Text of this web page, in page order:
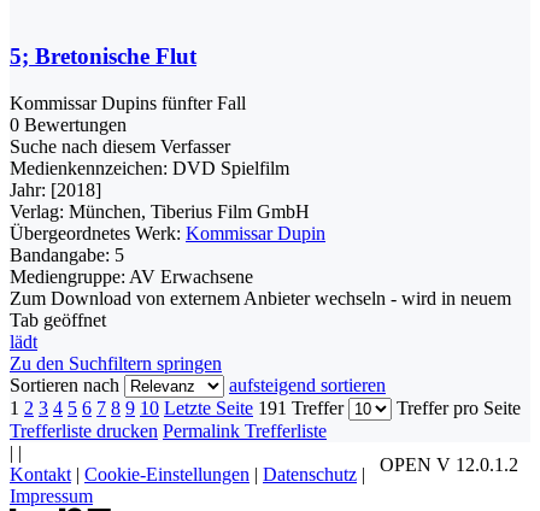
5; Bretonische Flut
Kommissar Dupins fünfter Fall
0 Bewertungen
Suche nach diesem Verfasser
Medienkennzeichen: DVD Spielfilm
Jahr: [2018]
Verlag: München, Tiberius Film GmbH
Übergeordnetes Werk: Kommissar Dupin
Bandangabe: 5
Mediengruppe: AV Erwachsene
Zum Download von externem Anbieter wechseln - wird in neuem
Tab geöffnet
lädt
Zu den Suchfiltern springen
Sortieren nach
aufsteigend sortieren
1 2 3 4 5 6 7 8 9 10 Letzte Seite 191 Treffer
Treffer pro Seite
Trefferliste drucken Permalink Trefferliste
OPEN V 12.0.1.2
| |
Kontakt | Cookie-Einstellungen | Datenschutz |
Impressum